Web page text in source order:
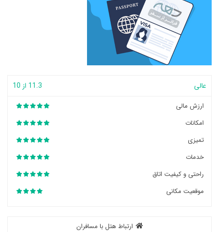
عالی 11.3 از 10
ارزش مالی
امکانات
تمیزی
خدمات
راحتی و کیفیت اتاق
موقعیت مکانی
ارتباط هتل با مسافران